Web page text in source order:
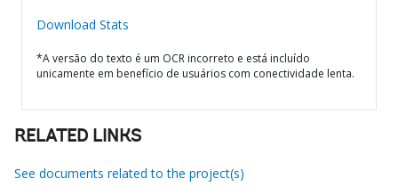
Download Stats
*A versão do texto é um OCR incorreto e está incluído
unicamente em benefício de usuários com conectividade lenta.
RELATED LINKS
See documents related to the project(s)